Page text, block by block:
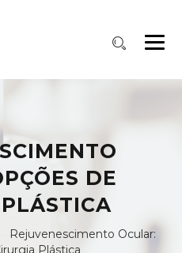
DE
Rejuvenescimento Ocular:
Plástica